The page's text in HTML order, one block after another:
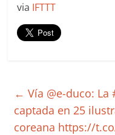
via IFTTT
← Vía @e-duco:
captada en 25
coreana https://